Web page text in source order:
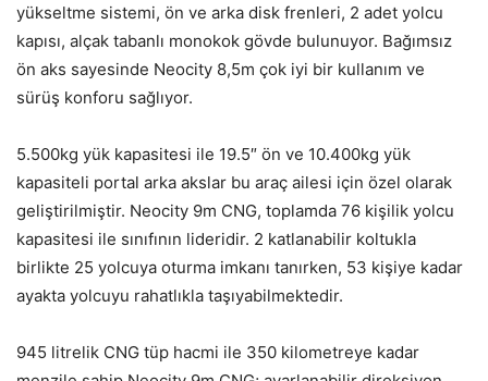
yükseltme sistemi, ön ve arka disk frenleri, 2 adet yolcu
kapısı, alçak tabanlı monokok gövde bulunuyor. Bağımsız
ön aks sayesinde Neocity 8,5m çok iyi bir kullanım ve
sürüş konforu sağlıyor.
5.500kg yük kapasitesi ile 19.5″ ön ve 10.400kg yük
kapasiteli portal arka akslar bu araç ailesi için özel olarak
geliştirilmiştir. Neocity 9m CNG, toplamda 76 kişilik yolcu
kapasitesi ile sınıfının lideridir. 2 katlanabilir koltukla
birlikte 25 yolcuya oturma imkanı tanırken, 53 kişiye kadar
ayakta yolcuyu rahatlıkla taşıyabilmektedir.
945 litrelik CNG tüp hacmi ile 350 kilometreye kadar